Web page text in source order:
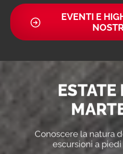
EVENTI E
ESTATE
Conoscere la natura
escursioni a